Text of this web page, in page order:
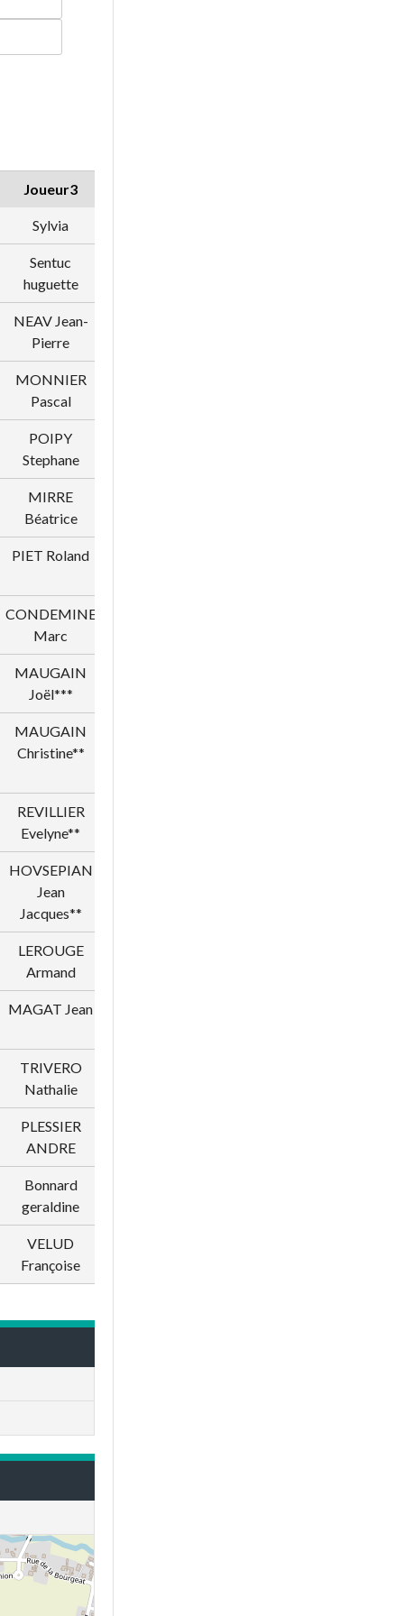
Joueur3
Sylvia
Sentuc
huguette
NEAV Jean-
Pierre
MONNIER
Pascal
POIPY
Stephane
MIRRE
Béatrice
PIET Roland
CONDEMINE
Marc
MAUGAIN
Joël***
MAUGAIN
Christine**
REVILLIER
Evelyne**
HOVSEPIAN
Jean
Jacques**
LEROUGE
Armand
MAGAT Jean
TRIVERO
Nathalie
PLESSIER
ANDRE
Bonnard
geraldine
VELUD
Françoise